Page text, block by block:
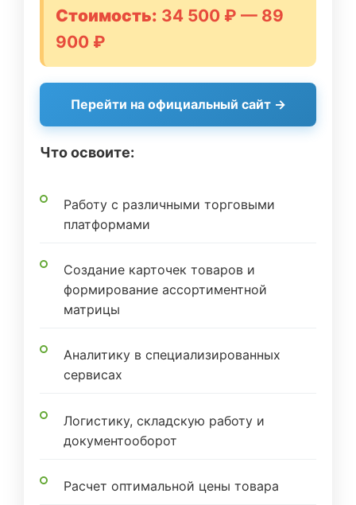
Стоимость: 34 500 ₽ — 89
900 ₽
Перейти на официальный сайт →
Что освоите:
Работу с различными торговыми
платформами
Создание карточек товаров и
формирование ассортиментной
матрицы
Аналитику в специализированных
сервисах
Логистику, складскую работу и
документооборот
Расчет оптимальной цены товара